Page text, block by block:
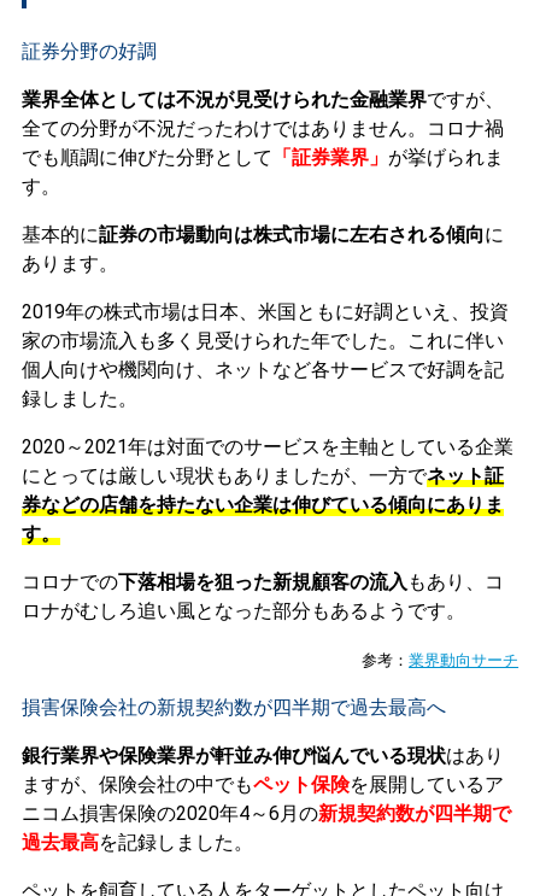
証券分野の好調
業界全体としては不況が見受けられた金融業界ですが、
全ての分野が不況だったわけではありません。コロナ禍
でも順調に伸びた分野として 「証券業界」 が挙げられま
す。
基本的に証券の市場動向は株式市場に左右される傾向に
あります。
2019年の株式市場は日本、米国ともに好調といえ、投資
家の市場流入も多く見受けられた年でした。これに伴い
個人向けや機関向け、ネットなど各サービスで好調を記
録しました。
2020～2021年は対面でのサービスを主軸としている企業
にとっては厳しい現状もありましたが、一方でネット証
券などの店舗を持たない企業は伸びている傾向にありま
す。
コロナでの下落相場を狙った新規顧客の流入 もあり、コ
ロナがむしろ追い風となった部分もあるようです。
参考：業界動向サーチ
損害保険会社の新規契約数が四半期で過去最高へ
銀行業界や保険業界が軒並み伸び悩んでいる現状はあり
ますが、保険会社の中でもペット保険を展開しているア
ニコム損害保険の2020年4～6月の新規契約数が四半期で
過去最高を記録しました。
ペットを飼育している人をターゲットとしたペット向け